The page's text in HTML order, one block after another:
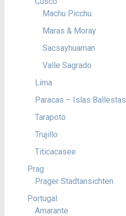
Machu Picchu
Maras & Moray
Sacsayhuaman
Valle Sagrado
Lima
Paracas – Islas Ballestas
Tarapoto
Trujillo
Titicacasee
Prag
Prager Stadtansichten
Portugal
Amarante